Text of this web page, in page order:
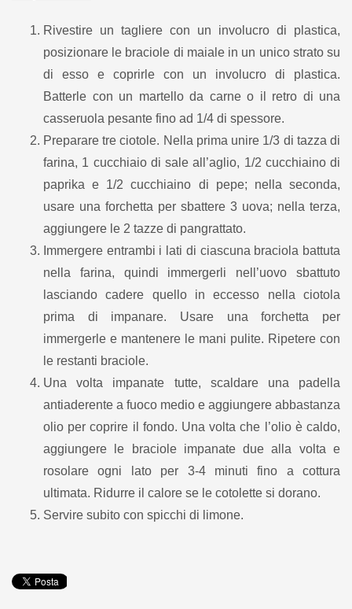
Rivestire un tagliere con un involucro di plastica,
posizionare le braciole di maiale in un unico strato su
di esso e coprirle con un involucro di plastica.
Batterle con un martello da carne o il retro di una
casseruola pesante fino ad 1/4 di spessore.
Preparare tre ciotole. Nella prima unire 1/3 di tazza di
farina, 1 cucchiaio di sale all’aglio, 1/2 cucchiaino di
paprika e 1/2 cucchiaino di pepe; nella seconda,
usare una forchetta per sbattere 3 uova; nella terza,
aggiungere le 2 tazze di pangrattato.
Immergere entrambi i lati di ciascuna braciola battuta
nella farina, quindi immergerli nell’uovo sbattuto
lasciando cadere quello in eccesso nella ciotola
prima di impanare. Usare una forchetta per
immergerle e mantenere le mani pulite. Ripetere con
le restanti braciole.
Una volta impanate tutte, scaldare una padella
antiaderente a fuoco medio e aggiungere abbastanza
olio per coprire il fondo. Una volta che l’olio è caldo,
aggiungere le braciole impanate due alla volta e
rosolare ogni lato per 3-4 minuti fino a cottura
ultimata. Ridurre il calore se le cotolette si dorano.
Servire subito con spicchi di limone.